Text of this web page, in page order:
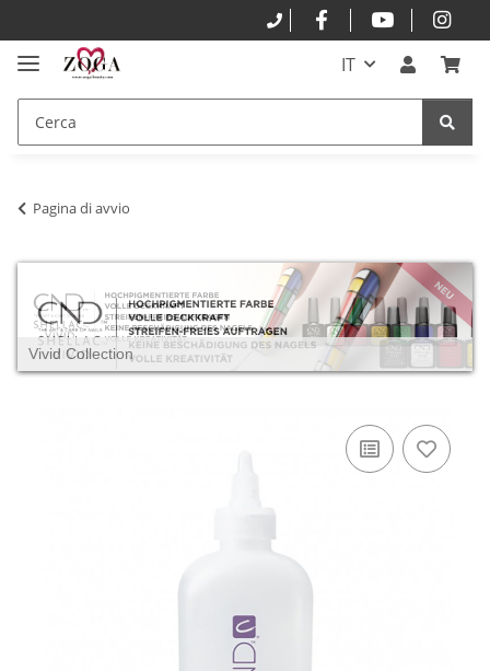
IT
Pagina di avvio
Vivid Collection